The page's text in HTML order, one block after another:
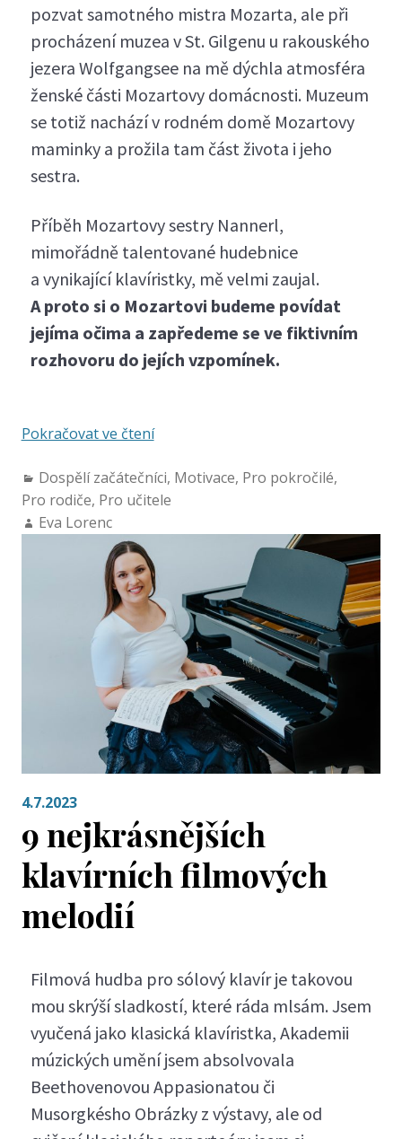
pozvat samotného mistra Mozarta, ale při
procházení muzea v St. Gilgenu u rakouského
jezera Wolfgangsee na mě dýchla atmosféra
ženské části Mozartovy domácnosti. Muzeum
se totiž nachází v rodném domě Mozartovy
maminky a prožila tam část života i jeho
sestra.
Příběh Mozartovy sestry Nannerl,
mimořádně talentované hudebnice
a vynikající klavíristky, mě velmi zaujal.
A proto si o Mozartovi budeme povídat
jejíma očima a zapředeme se ve fiktivním
rozhovoru do jejích vzpomínek.
Pokračovat ve čtení
Dospělí začátečníci, Motivace, Pro pokročilé,
Pro rodiče, Pro učitele
Eva Lorenc
4.7.2023
9 nejkrásnějších
klavírních filmových
melodií
Filmová hudba pro sólový klavír je takovou
mou skrýší sladkostí, které ráda mlsám. Jsem
vyučená jako klasická klavíristka, Akademii
múzických umění jsem absolvovala
Beethovenovou Appasionatou či
Musorgkésho Obrázky z výstavy, ale od